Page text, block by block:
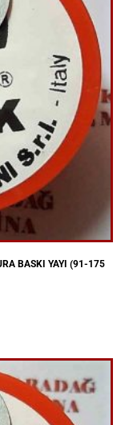
BASKI YAYI (91-175